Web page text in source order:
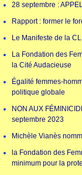
28 septembre :
Rapport : former le
Le Manifeste de la
La Fondation des
la Cité Audacieuse
Égalité femmes-
politique globale
NON AUX
septembre 2023
Michèle Vianès
la Fondation des
minimum pour la